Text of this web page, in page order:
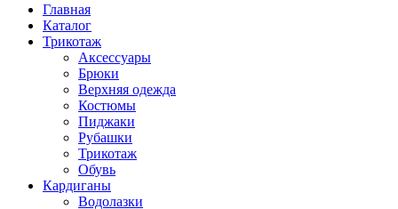
Главная
Каталог
Трикотаж
Аксессуары
Брюки
Верхняя одежда
Костюмы
Пиджаки
Рубашки
Трикотаж
Обувь
Кардиганы
Водолазки